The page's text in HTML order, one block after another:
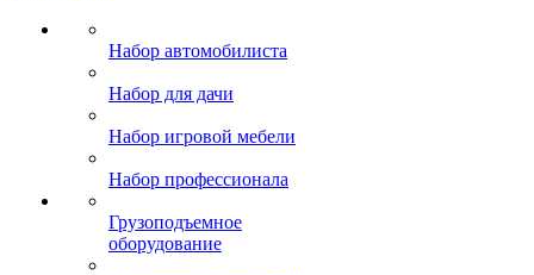
Набор автомобилиста
Набор для дачи
Набор игровой мебели
Набор профессионала
Грузоподъемное
оборудование